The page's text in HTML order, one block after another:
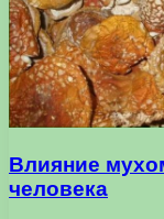
Влияние
человека